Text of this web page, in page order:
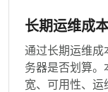
长期运维成
务器购买是
通过长期运维成
务器是否划算。
宽、可用性、运